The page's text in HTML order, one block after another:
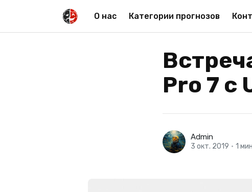
О нас Категории прогнозов
Pro 7 с
Admin
3 окт. 2019 • 1